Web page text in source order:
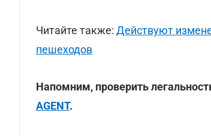
Читайте также: Действуют
пешеходов
Напомним, проверить
AGENT.